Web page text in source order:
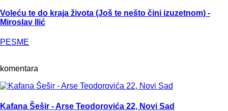
Voleću te do kraja života (Još te nešto čini izuzetnom) -
Miroslav Ilić
PESME
komentara
Kafana Šešir - Arse Teodorovića 22, Novi Sad